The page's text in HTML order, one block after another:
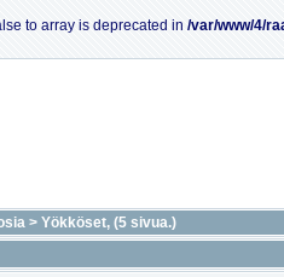
to array is deprecated in /var/www/4/
> Yökköset, (5 sivua.)